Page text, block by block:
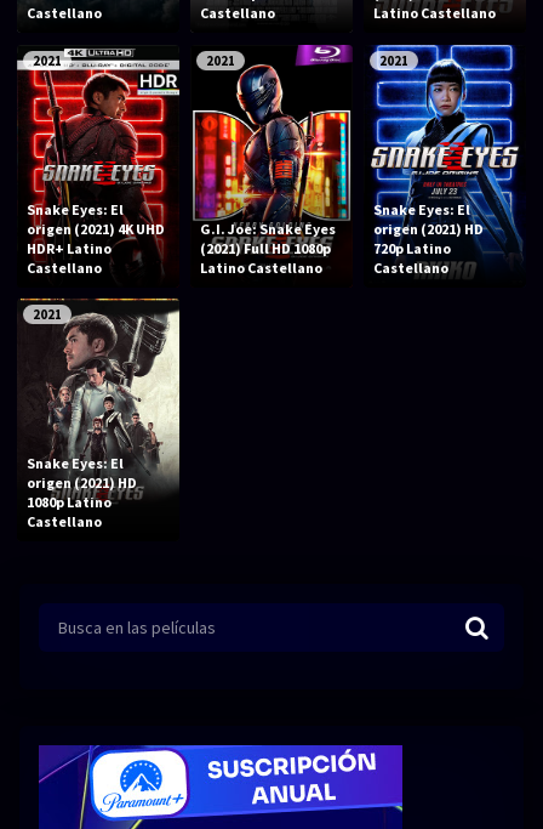
Aventura Ciencia ficción
Comedia
Terror Drama
Familia Suspenso
Fantástico Romance
Bélico
Biográfico
SERIES
Series 1080p
Series 720p
¿COMO DESCARGAR?
Castellano
Castellano
Latino Castellano
2021
Snake Eyes: El
origen (2021) 4K UHD
HDR+ Latino
Castellano
2021
G.I. Joe: Snake Eyes
(2021) Full HD 1080p
Latino Castellano
2021
Snake Eyes: El
origen (2021) HD
720p Latino
Castellano
2021
Snake Eyes: El
origen (2021) HD
1080p Latino
Castellano